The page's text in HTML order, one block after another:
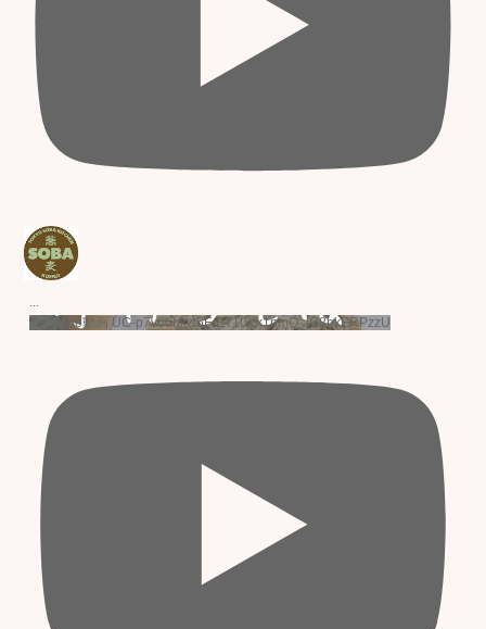
...
YouTube動画 UC-p7v60hkw5F-ET10Yx1nmQ_lC8bkERPzzU